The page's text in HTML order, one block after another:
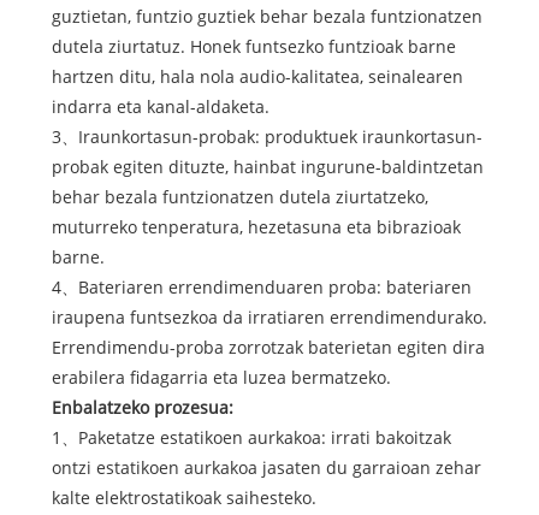
guztietan, funtzio guztiek behar bezala funtzionatzen
dutela ziurtatuz. Honek funtsezko funtzioak barne
hartzen ditu, hala nola audio-kalitatea, seinalearen
indarra eta kanal-aldaketa.
3、Iraunkortasun-probak: produktuek iraunkortasun-
probak egiten dituzte, hainbat ingurune-baldintzetan
behar bezala funtzionatzen dutela ziurtatzeko,
muturreko tenperatura, hezetasuna eta bibrazioak
barne.
4、Bateriaren errendimenduaren proba: bateriaren
iraupena funtsezkoa da irratiaren errendimendurako.
Errendimendu-proba zorrotzak baterietan egiten dira
erabilera fidagarria eta luzea bermatzeko.
Enbalatzeko prozesua:
1、Paketatze estatikoen aurkakoa: irrati bakoitzak
ontzi estatikoen aurkakoa jasaten du garraioan zehar
kalte elektrostatikoak saihesteko.